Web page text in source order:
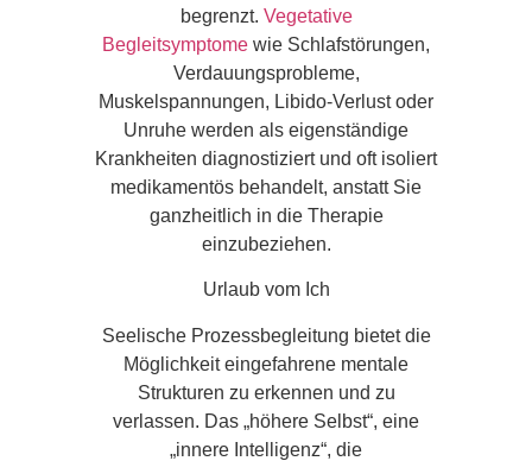
begrenzt. Vegetative
Begleitsymptome wie Schlafstörungen,
Verdauungsprobleme,
Muskelspannungen, Libido-Verlust oder
Unruhe werden als eigenständige
Krankheiten diagnostiziert und oft isoliert
medikamentös behandelt, anstatt Sie
ganzheitlich in die Therapie
einzubeziehen.
Urlaub vom Ich
Seelische Prozessbegleitung bietet die
Möglichkeit eingefahrene mentale
Strukturen zu erkennen und zu
verlassen. Das „höhere Selbst“, eine
„innere Intelligenz“, die